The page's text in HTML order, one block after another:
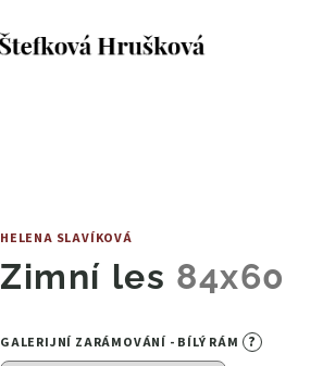
HELENA SLAVÍKOVÁ
Zimní les 84x60
GALERIJNÍ ZARÁMOVÁNÍ - BÍLÝ RÁM ?